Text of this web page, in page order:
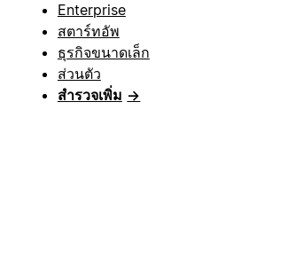
Enterprise
สตาร์ทอัพ
ธุรกิจขนาดเล็ก
ส่วนตัว
สำรวจเพิ่ม →